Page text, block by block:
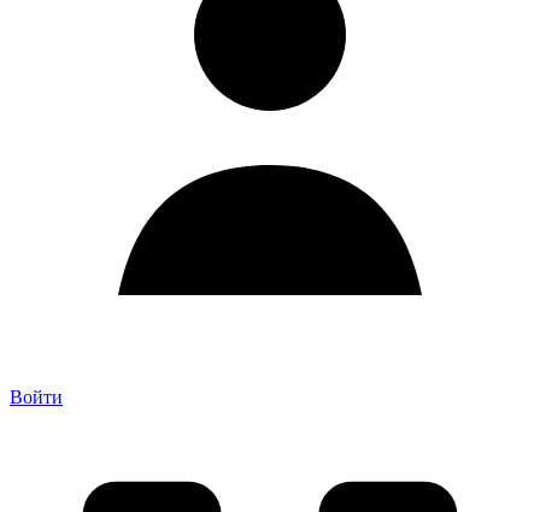
Войти